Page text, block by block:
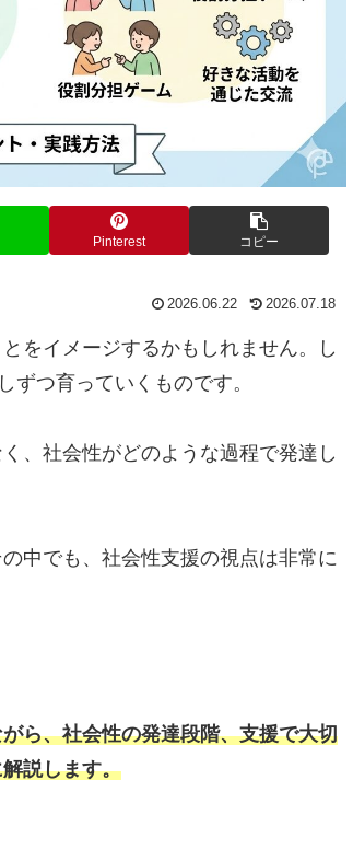
Pinterest コピー
2026.06.22 2026.07.18
をイメージするかもしれません。し
ずつ育っていくものです。
、社会性がどのような過程で発達し
中でも、社会性支援の視点は非常に
ら、社会性の発達段階、支援で大切
説します。